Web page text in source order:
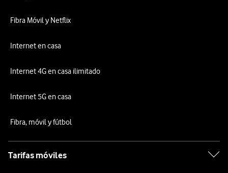
Fibra Móvil y Netflix
Internet en casa
Internet 4G en casa ilimitado
Internet 5G en casa
Fibra, móvil y fútbol
Tarifas móviles